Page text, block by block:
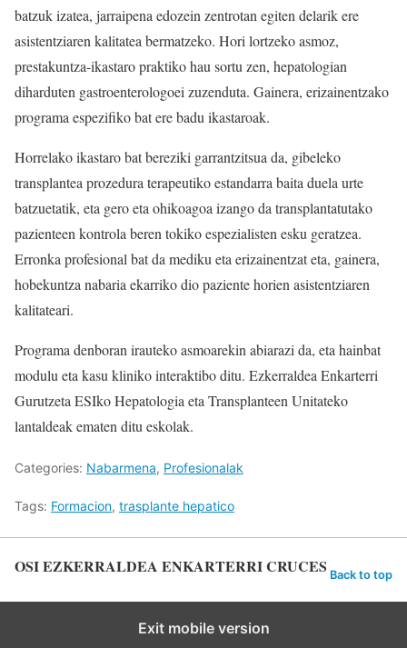
batzuk izatea, jarraipena edozein zentrotan egiten delarik ere
asistentziaren kalitatea bermatzeko. Hori lortzeko asmoz,
prestakuntza-ikastaro praktiko hau sortu zen, hepatologian
diharduten gastroenterologoei zuzenduta. Gainera, erizainentzako
programa espezifiko bat ere badu ikastaroak.
Horrelako ikastaro bat bereziki garrantzitsua da, gibeleko
transplantea prozedura terapeutiko estandarra baita duela urte
batzuetatik, eta gero eta ohikoagoa izango da transplantatutako
pazienteen kontrola beren tokiko espezialisten esku geratzea.
Erronka profesional bat da mediku eta erizainentzat eta, gainera,
hobekuntza nabaria ekarriko dio paziente horien asistentziaren
kalitateari.
Programa denboran irauteko asmoarekin abiarazi da, eta hainbat
modulu eta kasu kliniko interaktibo ditu. Ezkerraldea Enkarterri
Gurutzeta ESIko Hepatologia eta Transplanteen Unitateko
lantaldeak ematen ditu eskolak.
Categories: Nabarmena, Profesionalak
Tags: Formacion, trasplante hepatico
OSI EZKERRALDEA ENKARTERRI CRUCES Back to top
Exit mobile version